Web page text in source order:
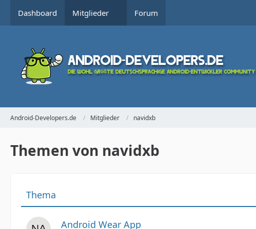
Dashboard Mitglieder Forum
Android-Developers.de Mitglieder navidxb
Themen von navidxb
Thema
Android Wear App